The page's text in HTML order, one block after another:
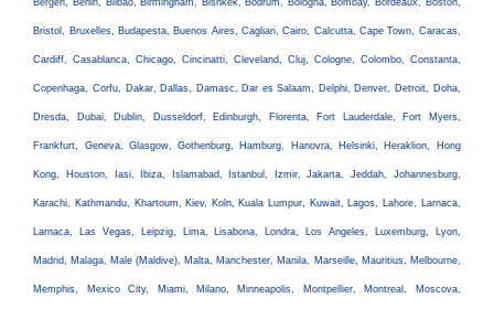
Bergen, Berlin, Bilbao, Birmingham, Bishkek, Bodrum, Bologna, Bombay, Bordeaux, Boston,
Bristol, Bruxelles, Budapesta, Buenos Aires, Cagliari, Cairo, Calcutta, Cape Town, Caracas,
Cardiff, Casablanca, Chicago, Cincinatti, Cleveland, Cluj, Cologne, Colombo, Constanta,
Copenhaga, Corfu, Dakar, Dallas, Damasc, Dar es Salaam, Delphi, Denver, Detroit, Doha,
Dresda, Dubai, Dublin, Dusseldorf, Edinburgh, Florenta, Fort Lauderdale, Fort Myers,
Frankfurt, Geneva, Glasgow, Gothenburg, Hamburg, Hanovra, Helsinki, Heraklion, Hong
Kong, Houston, Iasi, Ibiza, Islamabad, Istanbul, Izmir, Jakarta, Jeddah, Johannesburg,
Karachi, Kathmandu, Khartoum, Kiev, Koln, Kuala Lumpur, Kuwait, Lagos, Lahore, Larnaca,
Larnaca, Las Vegas, Leipzig, Lima, Lisabona, Londra, Los Angeles, Luxemburg, Lyon,
Madrid, Malaga, Male (Maldive), Malta, Manchester, Manila, Marseille, Mauritius, Melbourne,
Memphis, Mexico City, Miami, Milano, Minneapolis, Montpellier, Montreal, Moscova,